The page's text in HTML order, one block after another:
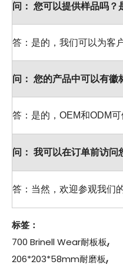
问： 您可以提供样品吗？
答：是的，我们可以为客
问： 您的产品中可以有徽
答：是的，OEM和ODM可
问： 我可以在订单前访问
答：当然，欢迎参观我们
标签：
700 Brinell Wear耐板板,
206*203*58mm耐磨板,